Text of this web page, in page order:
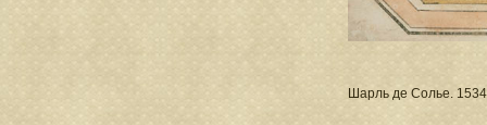
Шарль де Солье.